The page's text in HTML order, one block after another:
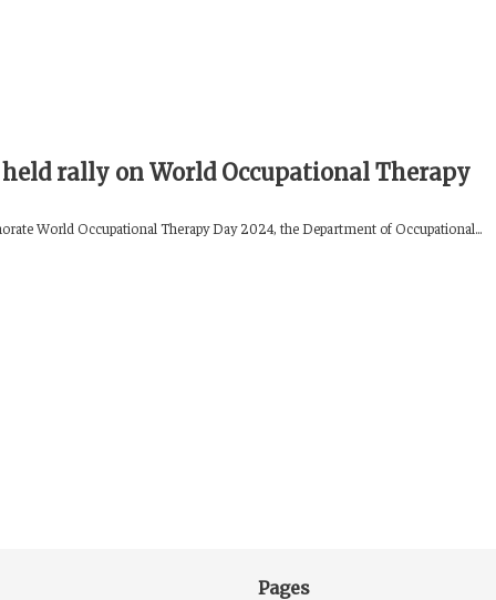
rally on World Occupational Therapy
World Occupational Therapy Day 2024, the Department of Occupational...
Pages